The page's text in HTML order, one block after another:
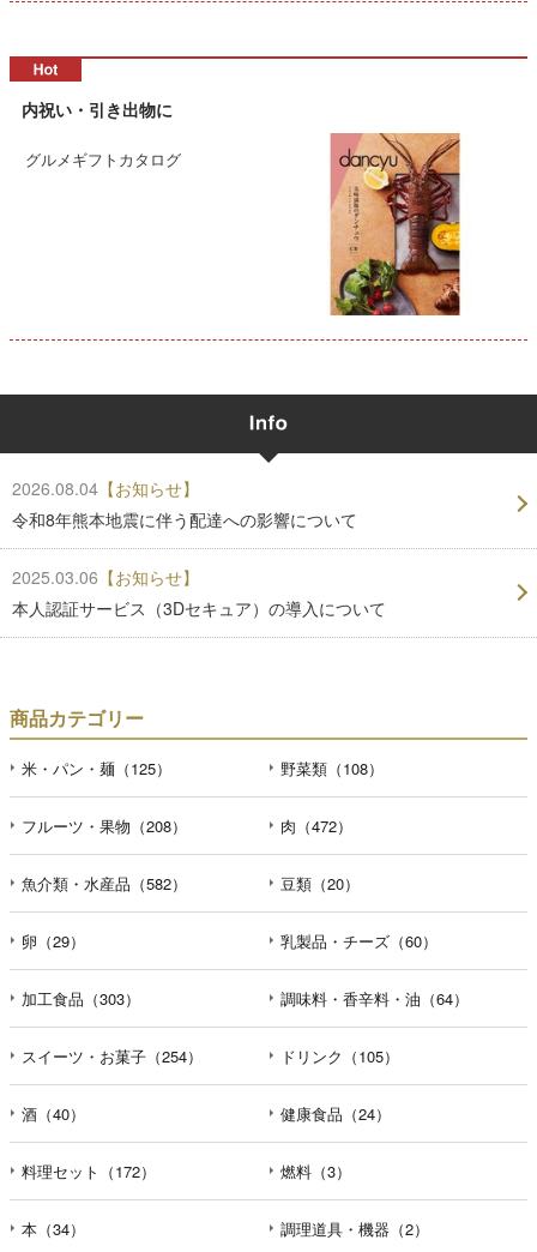
内祝い・引き出物に
グルメギフトカタログ
2026.08.04 【お知らせ】
令和8年熊本地震に伴う配達への影響について
2025.03.06 【お知らせ】
本人認証サービス（3Dセキュア）の導入について
商品カテゴリー
米・パン・麺（125） 野菜類（108）
フルーツ・果物（208） 肉（472）
魚介類・水産品（582） 豆類（20）
卵（29） 乳製品・チーズ（60）
加工食品（303） 調味料・香辛料・油（64）
スイーツ・お菓子（254） ドリンク（105）
酒（40） 健康食品（24）
料理セット（172） 燃料（3）
本（34） 調理道具・機器（2）